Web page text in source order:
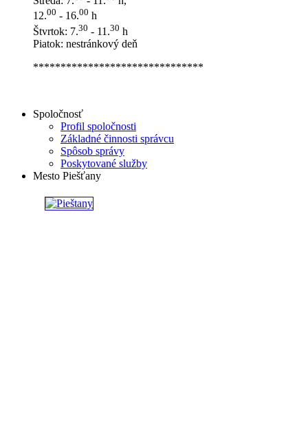
12.00 - 16.00 h
Štvrtok: 7.30 - 11.30 h
Piatok: nestránkový deň
*******************************
Spoločnosť
Profil spoločnosti
Základné činnosti správcu
Spôsob správy
Poskytované služby
Mesto Piešťany